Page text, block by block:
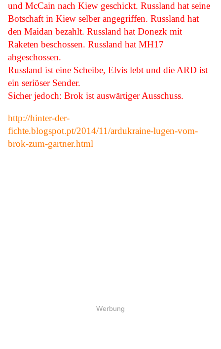
und McCain nach Kiew geschickt. Russland hat seine
Botschaft in Kiew selber angegriffen. Russland hat
den Maidan bezahlt. Russland hat Donezk mit
Raketen beschossen. Russland hat MH17
abgeschossen.
Russland ist eine Scheibe, Elvis lebt und die ARD ist
ein seriöser Sender.
Sicher jedoch: Brok ist auswärtiger Ausschuss.
http://hinter-der-
fichte.blogspot.pt/2014/11/ardukraine-lugen-vom-
brok-zum-gartner.html
Werbung